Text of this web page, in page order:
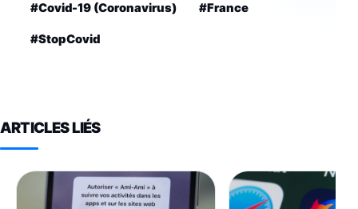
#Covid-19 (Coronavirus) #France
#StopCovid
ARTICLES LIÉS